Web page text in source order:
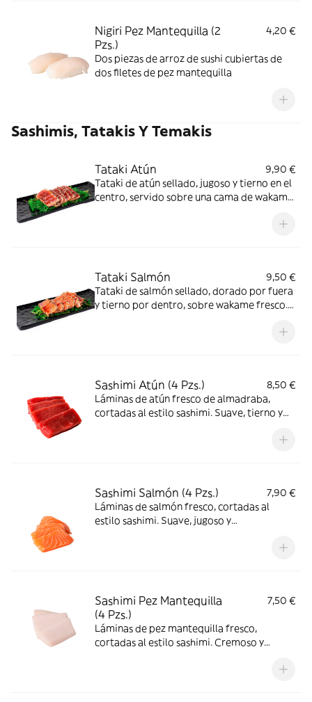
Nigiri Pez Mantequilla (2
Pzs.)
4,20 €
Dos piezas de arroz de sushi cubiertas de
dos filetes de pez mantequilla
Sashimis, Tatakis Y Temakis
Tataki Atún
9,90 €
Tataki de atún sellado, jugoso y tierno en el
centro, servido sobre una cama de wakame
Tataki Salmón
9,50 €
Tataki de salmón sellado, dorado por fuera
y tierno por dentro, sobre wakame fresco.
Sashimi Atún (4 Pzs.)
8,50 €
Láminas de atún fresco de almadraba,
cortadas al estilo sashimi. Suave, tierno y
Sashimi Salmón (4 Pzs.)
7,90 €
Láminas de salmón fresco, cortadas al
estilo sashimi. Suave, jugoso y
Sashimi Pez Mantequilla
(4 Pzs.)
7,50 €
Láminas de pez mantequilla fresco,
cortadas al estilo sashimi. Cremoso y